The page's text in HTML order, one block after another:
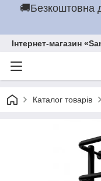
🚚Безкоштовна
Інтернет-магазин
Каталог товарів